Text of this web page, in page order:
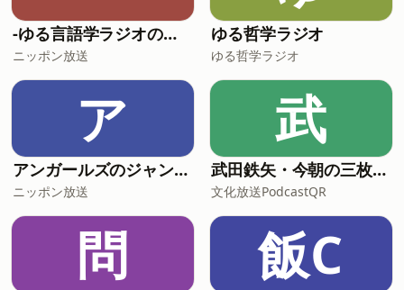
-ゆる言語学ラジオのオールナイトニッポンPODCAST【月替り・5月担当】---
ニッポン放送
ゆる哲学ラジオ
ゆる哲学ラジオ
ア
アンガールズのジャンピン[-オールナイトニッポンPODCAST-]
ニッポン放送
武
武田鉄矢・今朝の三枚おろし
文化放送PodcastQR
問 飯C